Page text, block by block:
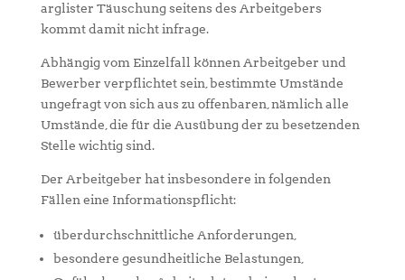
arglister Täuschung seitens des Arbeitgebers
kommt damit nicht infrage.
Abhängig vom Einzelfall können Arbeitgeber und
Bewerber verpflichtet sein, bestimmte Umstände
ungefragt von sich aus zu offenbaren, nämlich alle
Umstände, die für die Ausübung der zu besetzenden
Stelle wichtig sind.
Der Arbeitgeber hat insbesondere in folgenden
Fällen eine Informationspflicht:
überdurchschnittliche Anforderungen,
besondere gesundheitliche Belastungen,